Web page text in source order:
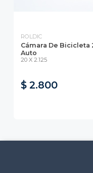
ROLDIC
Cámara De Bicicleta
Auto
20 X 2.125
$ 2.800